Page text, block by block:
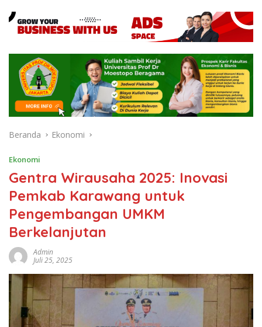
Beranda Ekonomi
Ekonomi
Gentra Wirausaha 2025: Inovasi
Pemkab Karawang untuk
Pengembangan UMKM
Berkelanjutan
Admin
Juli 25, 2025